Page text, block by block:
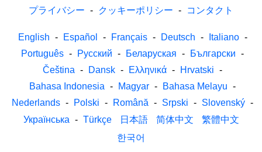
プライバシー - クッキーポリシー - コンタクト
English - Español - Français - Deutsch - Italiano -
Português - Русский - Беларуская - Български -
Čeština - Dansk - Ελληνικά - Hrvatski -
Bahasa Indonesia - Magyar - Bahasa Melayu -
Nederlands - Polski - Română - Srpski - Slovenský -
Українська - Türkçe 日本語 简体中文
繁體中文
한국어